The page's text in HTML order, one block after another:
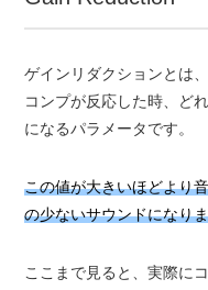
ゲインリダクションとは
コンプが反応した時、ど
になるパラメータです。
この値が大きいほどより
の少ないサウンドになり
ここまで見ると、実際に